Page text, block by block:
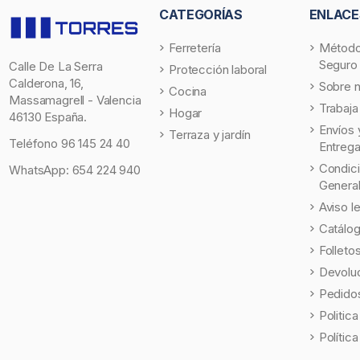
Calle De La Serra
Calderona, 16,
Massamagrell - Valencia
46130 España.
Teléfono 96 145 24 40
WhatsApp: 654 224 940
CATEGORÍAS
Ferretería
Protección laboral
Cocina
Hogar
Terraza y jardín
Seguro
Sobre
Envíos
Entrega
Aviso